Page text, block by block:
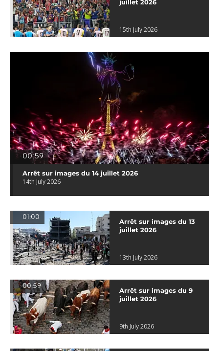
juillet 2026
15th July 2026
00:59
Arrêt sur images du 14 juillet 2026
14th July 2026
01:00
Arrêt sur images du 13
juillet 2026
13th July 2026
00:59
Arrêt sur images du 9
juillet 2026
9th July 2026